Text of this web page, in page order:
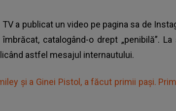
a publicat un video pe pagina sa de
catalogând-o drept „penibilă”.
astfel mesajul internautului.
și a Ginei Pistol, a făcut primii pași.